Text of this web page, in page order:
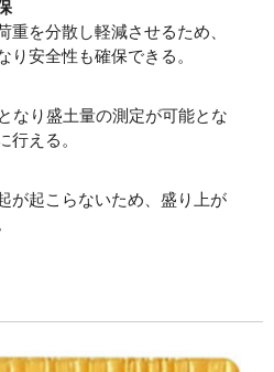
重を分散し軽減させるため、
り安全性も確保できる。
なり盛土量の測定が可能とな
行える。
が起こらないため、盛り上が